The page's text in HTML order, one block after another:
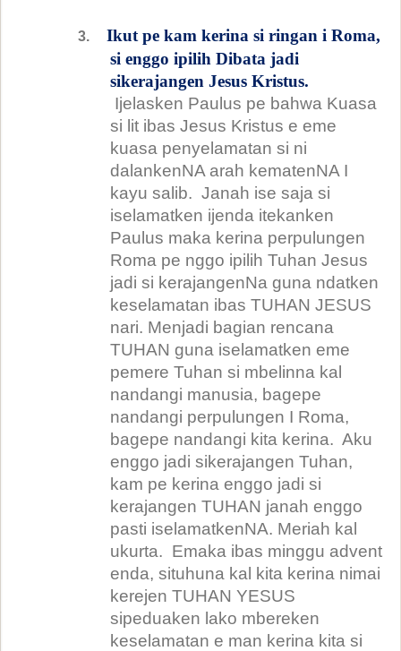
3.
Ikut pe kam kerina si ringan i Roma,
si enggo ipilih Dibata jadi
sikerajangen Jesus Kristus.
Ijelasken Paulus pe bahwa Kuasa
si lit ibas Jesus Kristus e eme
kuasa penyelamatan si ni
dalankenNA arah kematenNA I
kayu salib. Janah ise saja si
iselamatken ijenda itekanken
Paulus maka kerina perpulungen
Roma pe nggo ipilih Tuhan Jesus
jadi si kerajangenNa guna ndatken
keselamatan ibas TUHAN JESUS
nari. Menjadi bagian rencana
TUHAN guna iselamatken eme
pemere Tuhan si mbelinna kal
nandangi manusia, bagepe
nandangi perpulungen I Roma,
bagepe nandangi kita kerina. Aku
enggo jadi sikerajangen Tuhan,
kam pe kerina enggo jadi si
kerajangen TUHAN janah enggo
pasti iselamatkenNA. Meriah kal
ukurta. Emaka ibas minggu advent
enda, situhuna kal kita kerina nimai
kerejen TUHAN YESUS
sipeduaken lako mbereken
keselamatan e man kerina kita si